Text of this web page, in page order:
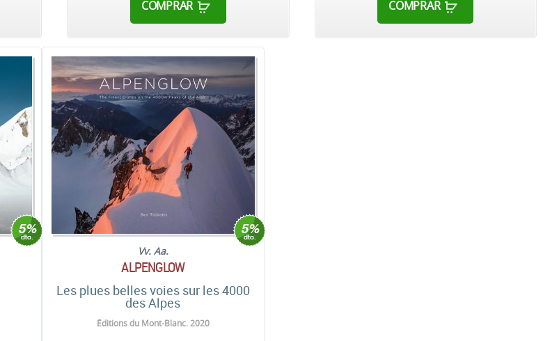
COMPRAR COMPRAR
Vv. Aa.
ALPENGLOW
Les plues belles voies sur les 4000
des Alpes
Éditions du Mont-Blanc. 2020